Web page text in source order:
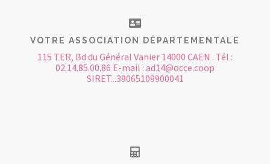
VOTRE ASSOCIATION DÉPARTEMENTALE
115 TER, Bd du Général Vanier 14000 CAEN . Tél :
02.14.85.00.86 E-mail : ad14@occe.coop
SIRET...39065109900041